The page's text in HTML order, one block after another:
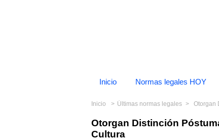
Inicio Normas legales HOY
Inicio Últimas normas legales Otorgan
Otorgan Distinción
Cultura